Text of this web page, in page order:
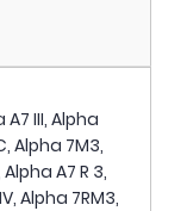
A7 III, Alpha
Alpha 7M3,
Alpha A7 R 3,
Alpha 7RM3,